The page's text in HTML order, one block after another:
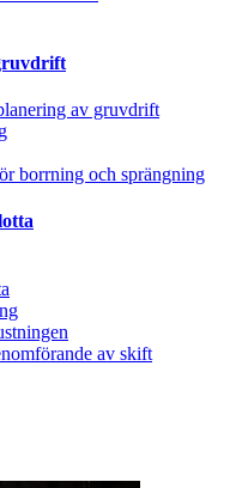
av gruvdrift
borrning och sprängning
av skift